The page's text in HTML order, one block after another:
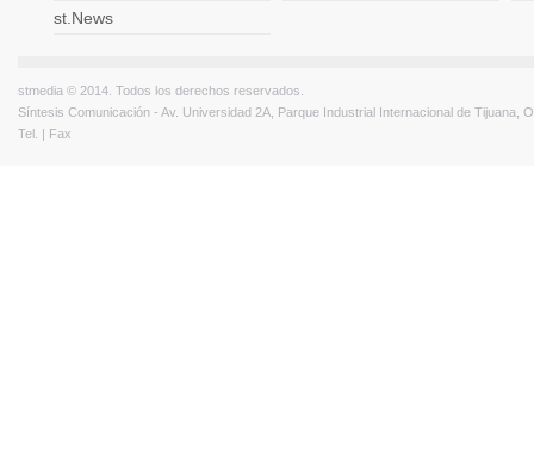
st.News
stmedia © 2014. Todos los derechos reservados.
Síntesis Comunicación - Av. Universidad 2A, Parque Industrial Internacional de Tijuana,
Tel. | Fax